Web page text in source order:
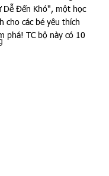
Dễ Đến Khó", một học
cho các bé yêu thích
phá! TC bộ này có 10